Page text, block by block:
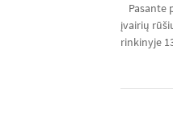
Pasante
įvairių
rinkinyje